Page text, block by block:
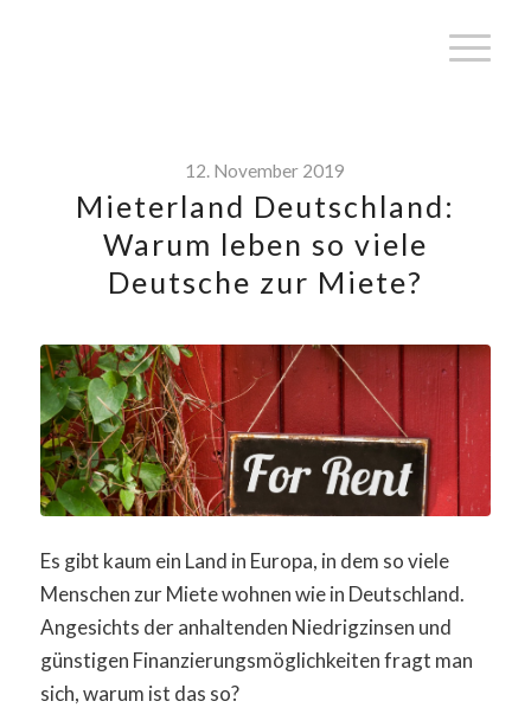
12. November 2019
Mieterland Deutschland:
Warum leben so viele
Deutsche zur Miete?
Es gibt kaum ein Land in Europa, in dem so viele
Menschen zur Miete wohnen wie in Deutschland.
Angesichts der anhaltenden Niedrigzinsen und
günstigen Finanzierungsmöglichkeiten fragt man
sich, warum ist das so?